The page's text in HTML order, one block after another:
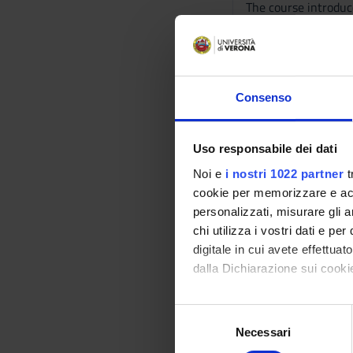
Consenso
Uso responsabile dei dati
Noi e i nostri 1022 partner
cookie per memorizzare e
personalizzati, misurare gli
chi utilizza i vostri dati e per
digitale in cui avete
dalla Dichiarazione sui
Con il tuo consenso,
raccogliere
Necessari
The course
microscopic
tissues, cells and
physiological
homeostasis and
the course are: •
organs of the
pathological
anatomical
The course
organs, the
Bibliography
Reference texts
AUTHOR